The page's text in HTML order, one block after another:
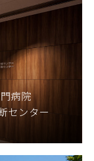
病院
センター